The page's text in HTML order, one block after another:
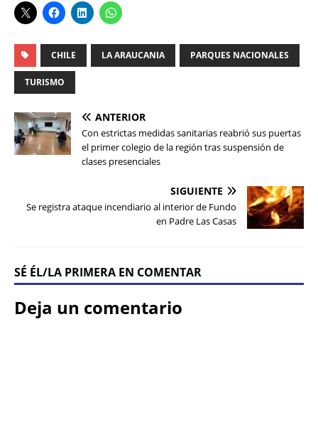
CHILE LA ARAUCANIA PARQUES NACIONALES
TURISMO
ANTERIOR
Con estrictas medidas sanitarias reabrió sus puertas
el primer colegio de la región tras suspensión de
clases presenciales
SIGUIENTE
Se registra ataque incendiario al interior de Fundo
en Padre Las Casas
SÉ ÉL/LA PRIMERA EN COMENTAR
Deja un comentario